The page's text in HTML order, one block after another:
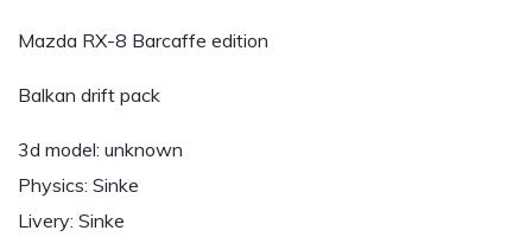
Mazda RX-8 Barcaffe edition
Balkan drift pack
3d model: unknown
Physics: Sinke
Livery: Sinke